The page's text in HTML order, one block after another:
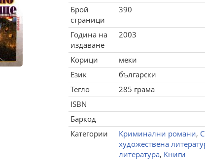
Брой
страници
390
Година на
издаване
2003
Корици
меки
Език
български
Тегло
285 грама
ISBN
Баркод
Категории
Криминални романи,
художествена
литература, Книги